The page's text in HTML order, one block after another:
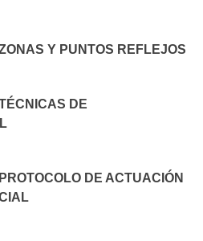
Y PUNTOS REFLEJOS
DE
DE ACTUACIÓN